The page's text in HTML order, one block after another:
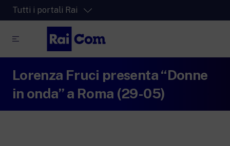
Tutti i portali Rai
La piattaforma di streaming video per tutti.
RaiPlay
Lorenza Fruci presenta “Donne
in onda” a Roma (29-05)